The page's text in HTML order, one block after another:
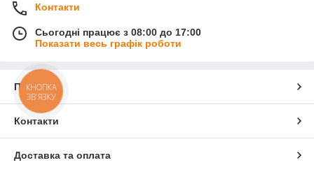
Контакти
Сьогодні працює з 08:00 до 17:00
Показати весь графік роботи
Про нас
Контакти
Доставка та оплата
КНОПКА
ЗВ'ЯЗКУ